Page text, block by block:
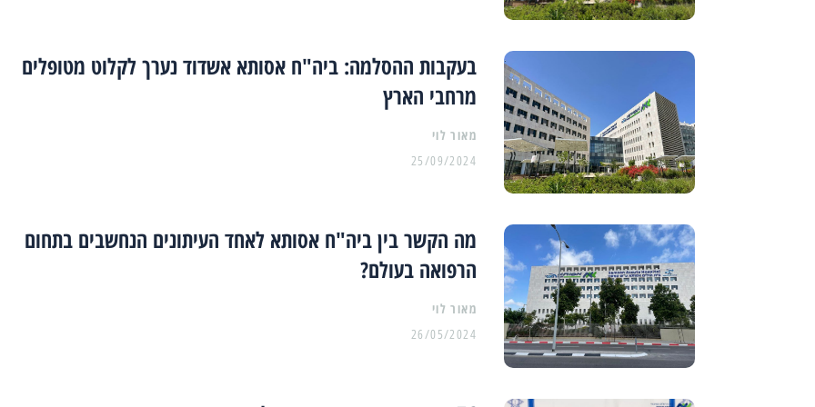
בעקבות ההסלמה: ביה"ח אסותא אשדוד נערך לקלוט מטופלים
מרחבי הארץ
מאור לוי
25/09/2024
מה הקשר בין ביה"ח אסותא לאחד העיתונים הנחשבים בתחום
הרפואה בעולם?
מאור לוי
26/05/2024